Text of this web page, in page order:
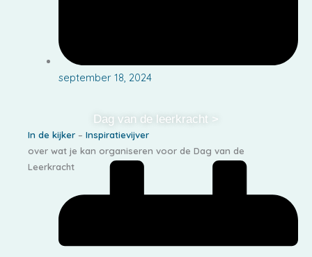
september 18, 2024
Dag van de leerkracht >
In de kijker – Inspiratievijver
over wat je kan organiseren voor de Dag van de
Leerkracht